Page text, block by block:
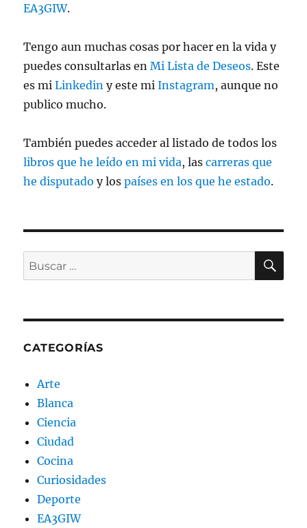
EA3GIW.
Tengo aun muchas cosas por hacer en la vida y
puedes consultarlas enMi Lista de Deseos. Este
es miLinkedin y este miInstagram, aunque no
publico mucho.
También puedes acceder al listado de todos los
libros que he leído en mi vida, lascarreras que
he disputado y lospaíses en los que he estado.
Buscar
por:
CATEGORÍAS
Arte
Blanca
Ciencia
Ciudad
Cocina
Curiosidades
Deporte
EA3GIW